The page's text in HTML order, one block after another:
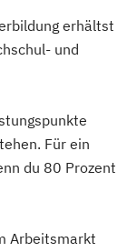
erhältst
und
Für ein
du 80 Prozent
Arbeitsmarkt